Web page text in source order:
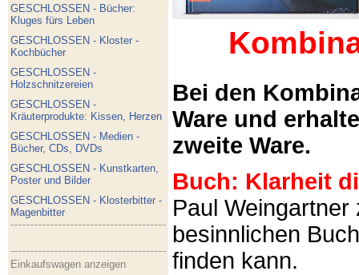
GESCHLOSSEN - Bücher:
Kluges fürs Leben
GESCHLOSSEN - Kloster -
Kochbücher
GESCHLOSSEN -
Holzschnitzereien
GESCHLOSSEN -
Kräuterprodukte: Kissen, Herzen
GESCHLOSSEN - Medien -
Bücher, CDs, DVDs
GESCHLOSSEN - Kunstkarten,
Poster und Bilder
GESCHLOSSEN - Klosterbitter -
Magenbitter
Einkaufswagen anzeigen
Bei den
Ware und
zweite Ware.
Buch: Klarheit
Paul
besinnlichen
finden kann.